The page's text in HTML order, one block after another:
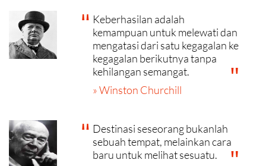
Keberhasilan adalah
kemampuan untuk melewati dan
mengatasi dari satu kegagalan ke
kegagalan berikutnya tanpa
kehilangan semangat.
» Winston Churchill
Destinasi seseorang bukanlah
sebuah tempat, melainkan cara
baru untuk melihat sesuatu.